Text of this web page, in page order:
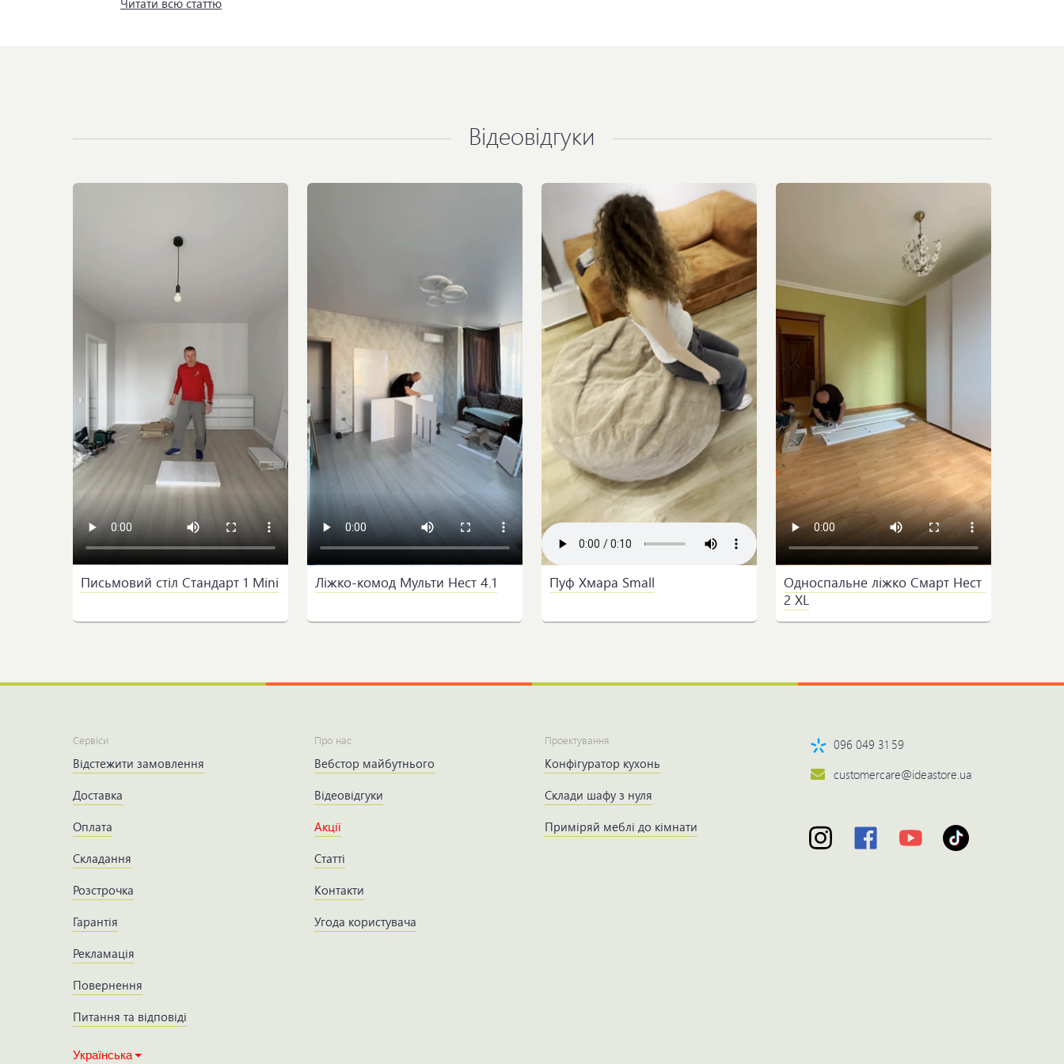
Читати всю статтю
Відеовідгуки
Письмовий стіл Стандарт 1 Mini Ліжко-комод Мульти Нест 4.1 Пуф Хмара Small
Односпальне ліжко Смарт Нест
2 XL
Сервіси
Відстежити замовлення
Доставка
Оплата
Складання
Розстрочка
Гарантія
Рекламація
Повернення
Питання та відповіді
Про нас
Вебстор майбутнього
Відеовідгуки
Акції
Статті
Контакти
Угода користувача
Проектування
Конфігуратор кухонь
Склади шафу з нуля
Приміряй меблі до кімнати
096 049 31 59
customercare@ideastore.ua
Українська